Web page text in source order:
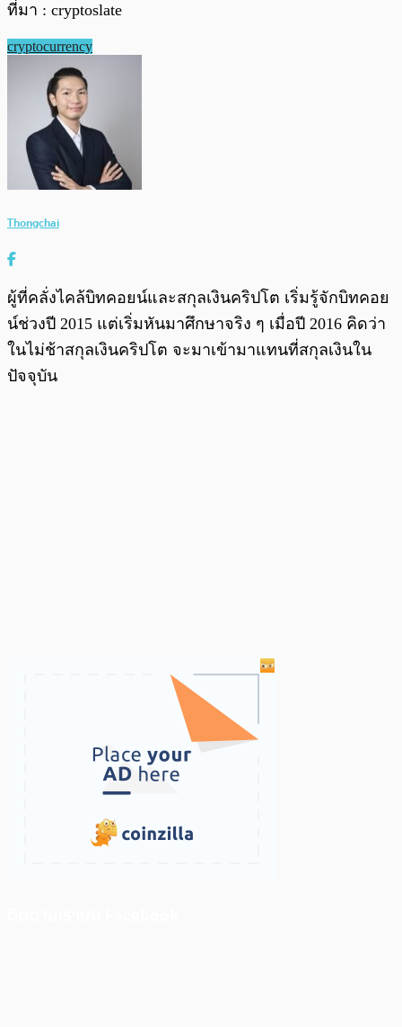
ที่มา : cryptoslate
cryptocurrency
Thongchai
ผู้ที่คลั่งไคล้บิทคอยน์และสกุลเงินคริปโต เริ่มรู้จักบิทคอย
น์ช่วงปี 2015 แต่เริ่มหันมาศึกษาจริง ๆ เมื่อปี 2016 คิดว่า
ในไม่ช้าสกุลเงินคริปโต จะมาเข้ามาแทนที่สกุลเงินใน
ปัจจุบัน